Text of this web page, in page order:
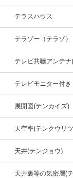
テラスハウス
テラゾー（テラゾ）
テレビ共聴アンテ
テレビモニター付
展開図(テンカイズ)
天空率(テンクウリ
天井(テンジョウ)
天井裏等の気密層(